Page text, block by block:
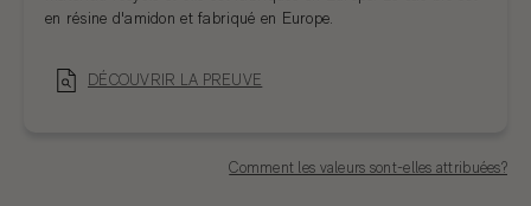
en résine d'amidon et fabriqué en Europe.
DÉCOUVRIR LA PREUVE
Comment les valeurs sont-elles attribuées?